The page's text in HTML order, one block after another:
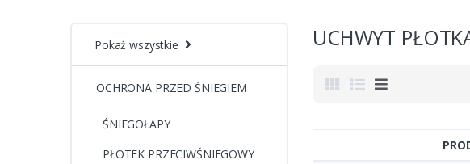
Pokaż wszystkie
OCHRONA PRZED ŚNIEGIEM
ŚNIEGOŁAPY
PŁOTEK PRZECIWŚNIEGOWY
UCHWYT